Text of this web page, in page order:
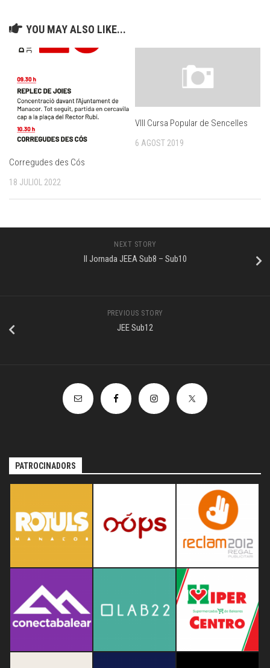
YOU MAY ALSO LIKE...
Corregudes des Cós
18 JULIOL 2022
VIII Cursa Popular de Sencelles
6 AGOST 2019
NEXT STORY
II Jornada JEEA Sub8 – Sub10
PREVIOUS STORY
JEE Sub12
PATROCINADORS